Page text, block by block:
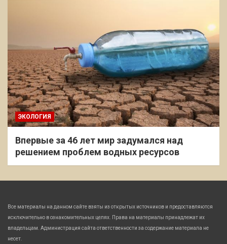
ЭКОЛОГИЯ
Впервые за 46 лет мир задумался над
решением проблем водных ресурсов
Все материалы на данном сайте взяты из открытых источников и предоставляются
исключительно в ознакомительных целях. Права на материалы принадлежат их
владельцам. Администрация сайта ответственности за содержание материала не
несет.